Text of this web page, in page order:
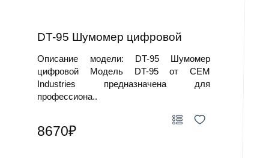
DT-95 Шумомер цифровой
Описание модели: DT-95 Шумомер
цифровой Модель DT-95 от CEM
Industries предназначена для
профессиона..
8670₽